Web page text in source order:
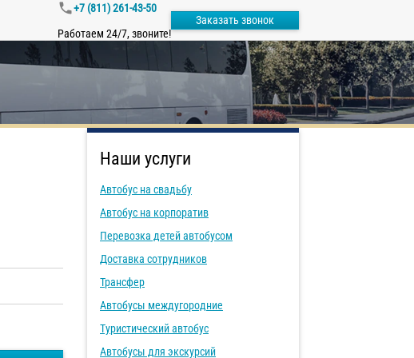
+7 (811) 261-43-50
Работаем 24/7, звоните!
Заказать звонок
Наши услуги
Автобус на свадьбу
Автобус на корпоратив
Перевозка детей автобусом
Доставка сотрудников
Трансфер
Автобусы междугородние
Туристический автобус
Автобусы для экскурсий